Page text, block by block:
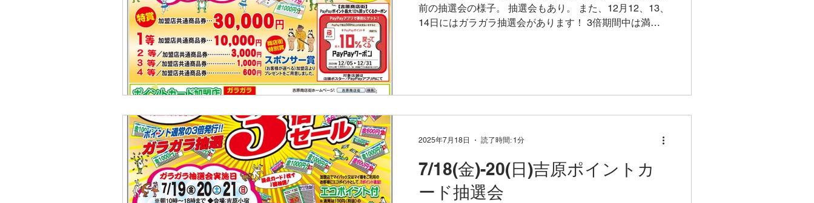
前の抽選会の様子。 抽選会もあり。 また、12月12、13、
14日にはガラガラ抽選会があります！ 3倍期間中は満点
上げや、鉄瓶、餅つきや蕎麦切り道具など買って一度で
12/31までポイント3倍です！※12月末までの3倍期間は内
ポイント3倍セール 2025年 11月30日(日) - 12月14日(日)
ポイントカード加盟店全店で3倍セールです。 吉原満点カ
ード抽選会 2025年12月12日(金)、13日(土)、14日(日) 時
7/18(金)-20(日)吉原ポイントカ
ード抽選会
2025年7月18日 読了時間: 1分